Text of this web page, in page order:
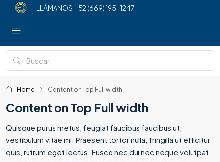
LLÁMANOS +52 (669) 195-1247
Home Content on Top Full width
Content on Top Full width
Quisque purus metus, feugiat faucibus faucibus ut,
vestibulum vitae mi. Praesent tortor nulla, fringilla ut efficitur
quis, rutrum eget lectus. Fusce nec dui nec neque volutpat